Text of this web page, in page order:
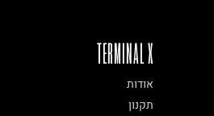
TERMINAL X
אודות
תקנון